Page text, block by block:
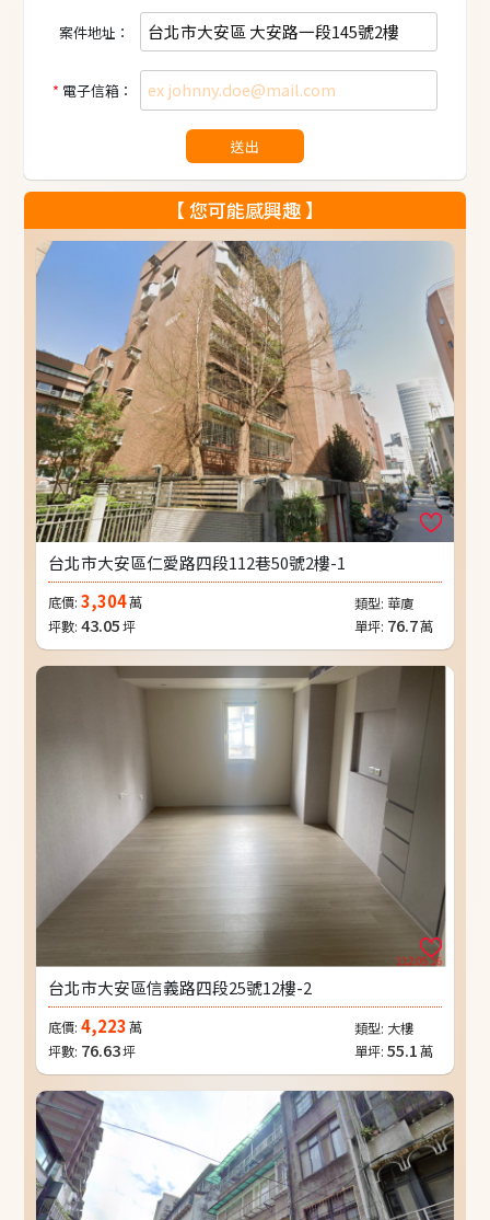
案件地址：
電子信箱：
送出
【 您可能感興趣 】
台北市大安區仁愛路四段112巷50號2樓-1
底價: 3,304萬 類型: 華廈
坪數: 43.05坪 單坪: 76.7萬
台北市大安區信義路四段25號12樓-2
底價: 4,223萬 類型: 大樓
坪數: 76.63坪 單坪: 55.1萬